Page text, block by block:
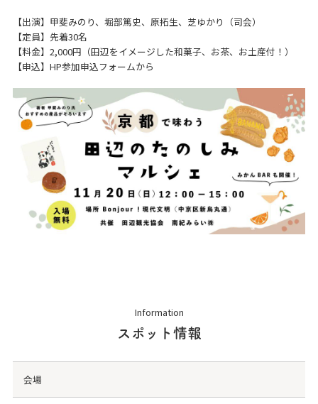
【出演】甲斐みのり、堀部篤史、原拓生、芝ゆかり（司会）
【定員】先着30名
【料金】2,000円（田辺をイメージした和菓子、お茶、お土産付！）
【申込】HP参加申込フォームから
Information
スポット情報
会場